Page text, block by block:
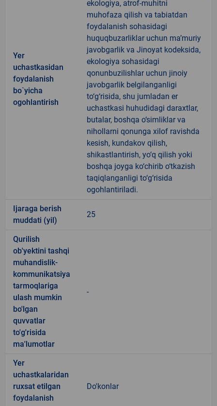
Yer
uchastkasidan
foydalanish
bo`yicha
ogohlantirish
ekologiya, atrof-muhitni
muhofaza qilish va tabiatdan
foydalanish sohasidagi
huquqbuzarliklar uchun ma’muriy
javobgarlik va Jinoyat kodeksida,
ekologiya sohasidagi
qonunbuzilishlar uchun jinoiy
javobgarlik belgilanganligi
to‘g‘risida, shu jumladan er
uchastkasi huhudidagi daraxtlar,
butalar, boshqa o‘simliklar va
nihollarni qonunga xilof ravishda
kesish, kundakov qilish,
shikastlantirish, yo‘q qilish yoki
boshqa joyga ko‘chirib o‘tkazish
taqiqlanganligi to‘g‘risida
ogohlantiriladi.
Ijaraga berish
muddati (yil)
25
Qurilish
ob'yektini tashqi
muhandislik-
kommunikatsiya
tarmoqlariga
ulash mumkin
bo'lgan
quvvatlar
to'g'risida
ma'lumotlar
-
Yer
uchastkalaridan
ruxsat etilgan
foydalanish
Do'konlar